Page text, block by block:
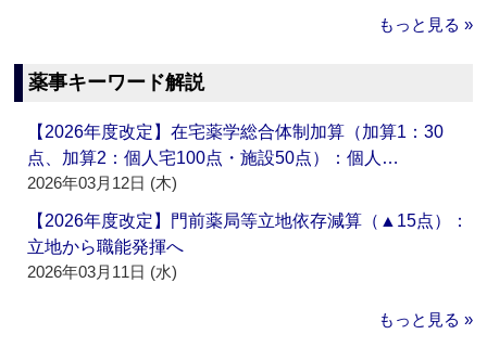
もっと見る »
薬事キーワード解説
【2026年度改定】在宅薬学総合体制加算（加算1：30
点、加算2：個人宅100点・施設50点）：個人…
2026年03月12日 (木)
【2026年度改定】門前薬局等立地依存減算（▲15点）：
立地から職能発揮へ
2026年03月11日 (水)
もっと見る »